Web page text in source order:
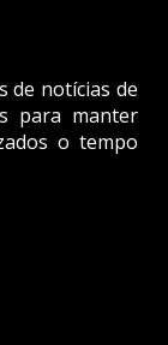
de notícias de
para manter
o tempo